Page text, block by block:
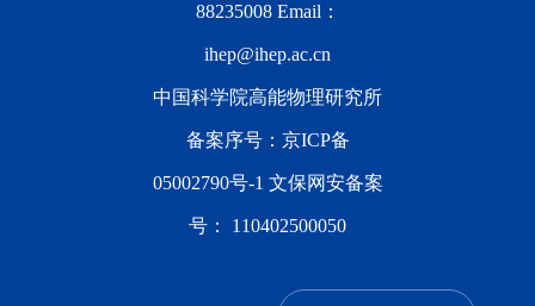
88235008 Email：
ihep@ihep.ac.cn
中国科学院高能物理研究所
备案序号： 京ICP备
05002790号-1 文保网安备案
号： 110402500050